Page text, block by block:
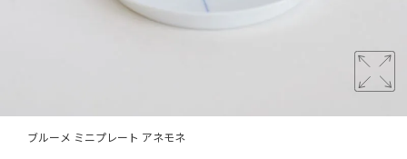
ブルーメ ミニプレート アネモネ